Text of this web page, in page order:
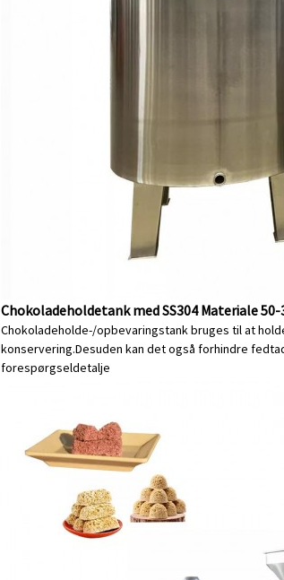
Chokoladeholdetank med SS304 Materiale 50-
Chokoladeholde-/opbevaringstank bruges til at
konservering.Desuden kan det også forhindre
forespørgseldetalje